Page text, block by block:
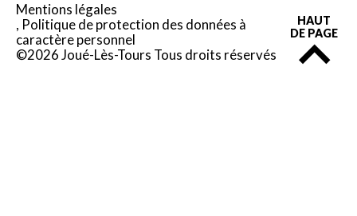
Mentions légales
Politique de protection des données à
caractère personnel
©2026 Joué-Lès-Tours Tous droits réservés
HAUT
DE PAGE